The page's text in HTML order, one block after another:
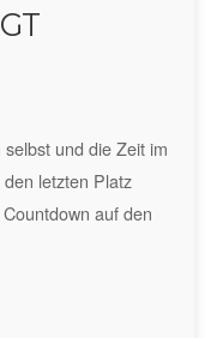
und die Zeit im
letzten Platz
auf den